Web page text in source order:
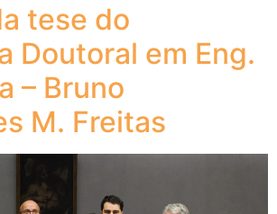
tese do
Doutoral em Eng.
– Bruno
M. Freitas